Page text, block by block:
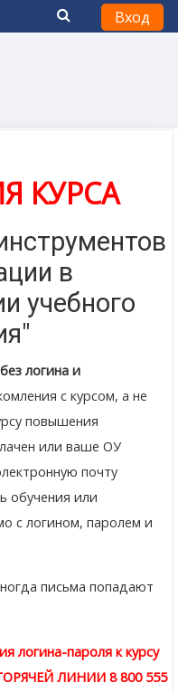
Вход
КУРСА
в
учебного
логина и
с курсом, а не
повышения
или ваше ОУ
почту
обучения или
с логином, паролем и
письма попадают
логина-пароля к курсу
ЛИНИИ 8 800 555